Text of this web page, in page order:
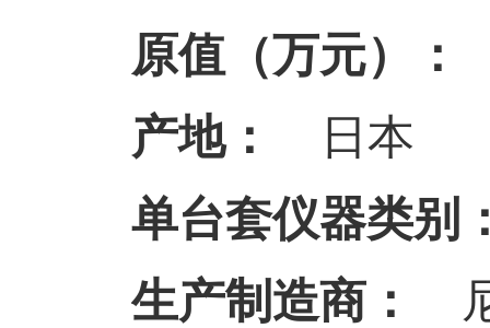
原值（万元）：
产地：
日本
单台套仪器类别
生产制造商：